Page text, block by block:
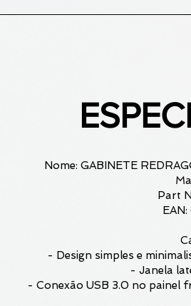
Nome: GABINETE
Part
- Design simples e
- Janela
- Conexão USB 3.0 no painel